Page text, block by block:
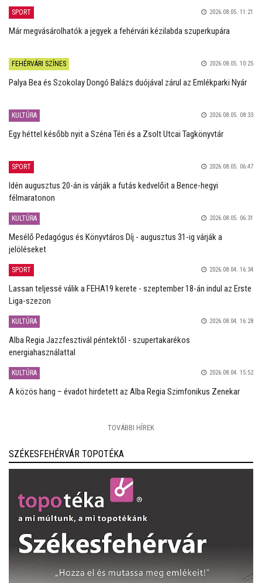
SPORT 2026.08.05. 11:21
Már megvásárolhatók a jegyek a fehérvári kézilabda szuperkupára
FEHÉRVÁRI SZÍNES 2026.08.05. 10:25
Palya Bea és Szokolay Dongó Balázs duójával zárul az Emlékparki Nyár
KULTÚRA 2026.08.05. 08:33
Egy héttel később nyit a Széna Téri és a Zsolt Utcai Tagkönyvtár
SPORT 2026.08.05. 06:47
Idén augusztus 20-án is várják a futás kedvelőit a Bence-hegyi
félmaratonon
KULTÚRA 2026.08.05. 06:31
Mesélő Pedagógus és Könyvtáros Díj - augusztus 31-ig várják a
jelöléseket
SPORT 2026.08.04. 16:34
Lassan teljessé válik a FEHA19 kerete - szeptember 18-án indul az Erste
Liga-szezon
KULTÚRA 2026.08.04. 16:28
Alba Regia Jazzfesztivál péntektől - szupertakarékos
energiahasználattal
KULTÚRA 2026.08.04. 15:52
A közös hang – évadot hirdetett az Alba Regia Szimfonikus Zenekar
TOVÁBBI HÍREK
SZÉKESFEHÉRVÁR TOPOTÉKA